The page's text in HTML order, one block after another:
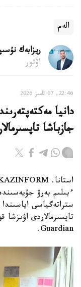
الەم
ريزابەك
اۆتور
22:46, 07 تامىز 2026
دانيا
جازباشا
ءبىلىم بەرۋ
ستراتەگياسى
Guardian.